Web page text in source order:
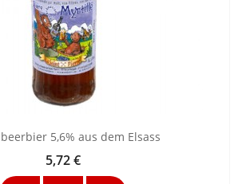
5,6% aus dem Elsass
Preis
5,72 €